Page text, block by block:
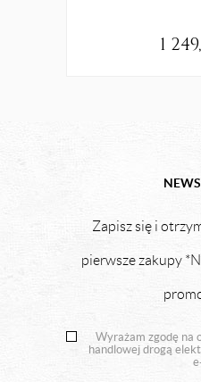
1
Zapisz się i
pierwsze zakupy
Wyrażam zgodę na
handlowej drogą